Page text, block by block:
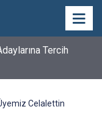
Tercih
Celalettin